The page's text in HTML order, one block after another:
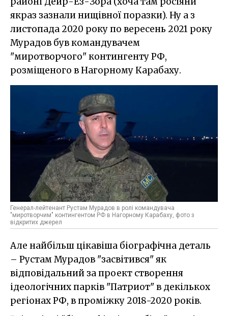
якраз зазнали нищівної поразки). Ну а з
листопада 2020 року по вересень 2021 року
Мурадов був командувачем
"миротворчого" контингенту РФ,
розміщеного в Нагорному Карабаху.
Генерал-лейтенант Рустам Мурадов в ролі командувача
"миротворчим" контингентом РФ в Нагорному Карабаху, фото з
відкритих джерел
Але найбільш цікавіша біографічна деталь
– Рустам Мурадов "засвітився" як
відповідальний за проект створення
ідеологічних парків "Патриот" в декількох
регіонах РФ, в проміжку 2018-2020 років.